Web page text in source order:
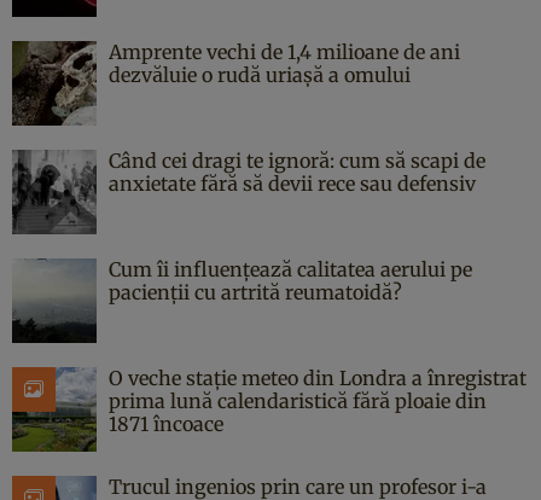
Amprente vechi de 1,4 milioane de ani
dezvăluie o rudă uriașă a omului
Când cei dragi te ignoră: cum să scapi de
anxietate fără să devii rece sau defensiv
Cum îi influențează calitatea aerului pe
pacienții cu artrită reumatoidă?
O veche stație meteo din Londra a înregistrat
prima lună calendaristică fără ploaie din
1871 încoace
Trucul ingenios prin care un profesor i-a